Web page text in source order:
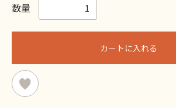
数量
カートに入れる